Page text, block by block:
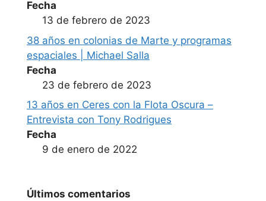
Fecha
13 de febrero de 2023
38 años en colonias de Marte y programas
espaciales | Michael Salla
Fecha
23 de febrero de 2023
13 años en Ceres con la Flota Oscura –
Entrevista con Tony Rodrigues
Fecha
9 de enero de 2022
Últimos comentarios